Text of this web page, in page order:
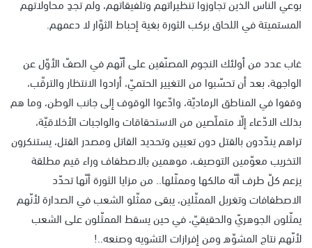
المستميتة في اللحاق بركب الثورة بغية إحباط الثوّار لا دعمهم.
غاب عدد من أولئك النجوم المصنّفين على أنّهم في الصفّ الأوّل عن
الواجهة، بعد أن تحسّبوا من التغيير الحتميّ، أرادوا الانتظار والترقّب،
وقفوا في المناطق الرماديّة، وادّعوا الوقوف إلى جانب الوطن، وما هم
بذلك الادّعاء إلّا متملّصين من الاستحقاقات والواجبات الأخلاقيّة،
تراهم يندّدون بالقتل دون تعيين وتحديد القاتل ومصدر القتل، يستنكرون
التخريب معوّمين التوصيف، موهمين بالاصطفاف وراء قيم مطلقة
يزعم كلّ طرف أنّه مالكها وممثّلها.. من مزايا الثورة أنّها تحدّد
الاصطفافات وتغربل الممثّلين، يبقى ممثّلو الشعب في الصدارة لأنّهم
يمثّلون الجوهريّ والحقيقيّ، في حين يسقط الممثّلون على الشعب
لأنّهم نتاج المشوّه ومن إفرازات التشويه وصنعه..!